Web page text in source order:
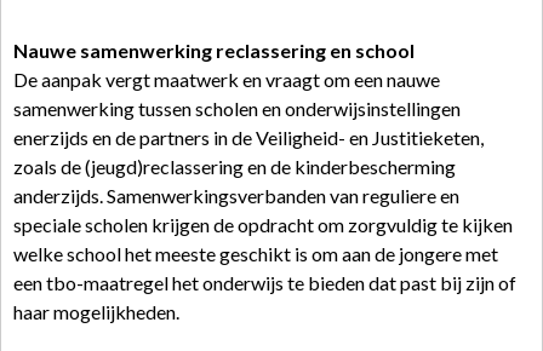
Nauwe samenwerking reclassering en school
De aanpak vergt maatwerk en vraagt om een nauwe
samenwerking tussen scholen en onderwijsinstellingen
enerzijds en de partners in de Veiligheid- en Justitieketen,
zoals de (jeugd)reclassering en de kinderbescherming
anderzijds. Samenwerkingsverbanden van reguliere en
speciale scholen krijgen de opdracht om zorgvuldig te kijken
welke school het meeste geschikt is om aan de jongere met
een tbo-maatregel het onderwijs te bieden dat past bij zijn of
haar mogelijkheden.